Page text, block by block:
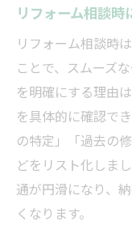
リフォーム相談
リフォーム相談時
ことで、スムーズ
を明確にする理由
を具体的に確認で
の特定」「過去の
どをリスト化しま
通が円滑になり、
くなります。